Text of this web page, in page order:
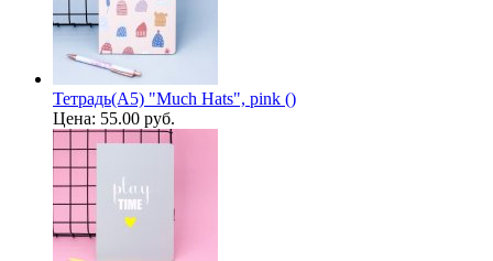
Тетрадь(A5) "Much Hats", pink ()
Цена: 55.00 руб.